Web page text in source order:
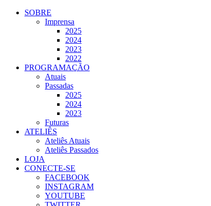
SOBRE
Imprensa
2025
2024
2023
2022
PROGRAMAÇÃO
Atuais
Passadas
2025
2024
2023
Futuras
ATELIÊS
Ateliês Atuais
Ateliês Passados
LOJA
CONECTE-SE
FACEBOOK
INSTAGRAM
YOUTUBE